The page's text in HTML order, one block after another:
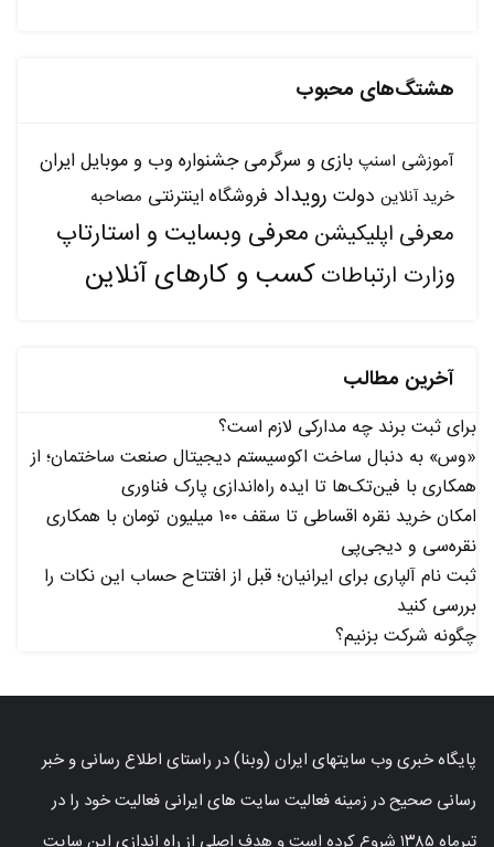
هشتگ‌های محبوب
آموزشی اسنپ بازی و سرگرمی جشنواره وب و موبایل ایران
خرید آنلاین دولت رویداد فروشگاه اینترنتی مصاحبه
معرفی اپلیکیشن معرفی وبسایت و استارتاپ
وزارت ارتباطاتکسب و کارهای آنلاین
آخرین مطالب
برای ثبت برند چه مدارکی لازم است؟
«وس» به دنبال ساخت اکوسیستم دیجیتال صنعت ساختمان؛ از
همکاری با فین‌تک‌ها تا ایده راه‌اندازی پارک فناوری
امکان خرید نقره اقساطی تا سقف ۱۰۰ میلیون تومان با همکاری
نقره‌سی و دیجی‌پی
ثبت نام آلپاری برای ایرانیان؛ قبل از افتتاح حساب این نکات را
بررسی کنید
چگونه شرکت بزنیم؟
پایگاه خبری وب سایتهای ایران (وبنا) در راستای اطلاع رسانی و خبر
رسانی صحیح در زمینه فعالیت سایت های ایرانی فعالیت خود را در